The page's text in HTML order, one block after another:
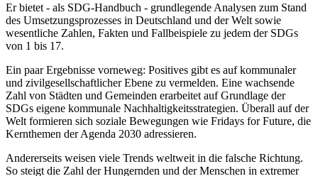
Er bietet - als SDG-Handbuch - grundlegende Analysen zum Stand
des Umsetzungsprozesses in Deutschland und der Welt sowie
wesentliche Zahlen, Fakten und Fallbeispiele zu jedem der SDGs
von 1 bis 17.
Ein paar Ergebnisse vorneweg: Positives gibt es auf kommunaler
und zivilgesellschaftlicher Ebene zu vermelden. Eine wachsende
Zahl von Städten und Gemeinden erarbeitet auf Grundlage der
SDGs eigene kommunale Nachhaltigkeitsstrategien. Überall auf der
Welt formieren sich soziale Bewegungen wie Fridays for Future, die
Kernthemen der Agenda 2030 adressieren.
Andererseits weisen viele Trends weltweit in die falsche Richtung.
So steigt die Zahl der Hungernden und der Menschen in extremer